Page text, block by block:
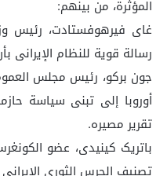
المؤثرة، من بینهم:
غای فیرهوفستادت، رئیس
رسالة قویة للنظام الإیرانی
جون برکو، رئیس مجلس
أوروبا إلى تبنی سیاسة
تقریر مصیره.
باتریک کینیدی، عضو
تصنیف الحرس الثوری